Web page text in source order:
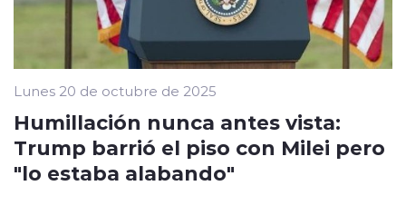
Lunes 20 de octubre de 2025
Humillación nunca antes vista:
Trump barrió el piso con Milei pero
"lo estaba alabando"